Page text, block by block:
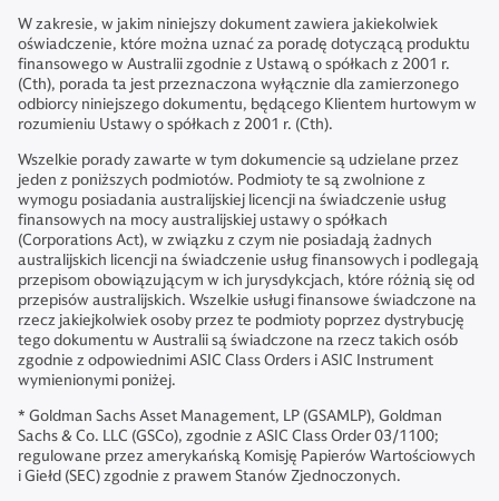
W zakresie, w jakim niniejszy dokument zawiera jakiekolwiek
oświadczenie, które można uznać za poradę dotyczącą produktu
finansowego w Australii zgodnie z Ustawą o spółkach z 2001 r.
(Cth), porada ta jest przeznaczona wyłącznie dla zamierzonego
odbiorcy niniejszego dokumentu, będącego Klientem hurtowym w
rozumieniu Ustawy o spółkach z 2001 r. (Cth).
Wszelkie porady zawarte w tym dokumencie są udzielane przez
jeden z poniższych podmiotów. Podmioty te są zwolnione z
wymogu posiadania australijskiej licencji na świadczenie usług
finansowych na mocy australijskiej ustawy o spółkach
(Corporations Act), w związku z czym nie posiadają żadnych
australijskich licencji na świadczenie usług finansowych i podlegają
przepisom obowiązującym w ich jurysdykcjach, które różnią się od
przepisów australijskich. Wszelkie usługi finansowe świadczone na
rzecz jakiejkolwiek osoby przez te podmioty poprzez dystrybucję
tego dokumentu w Australii są świadczone na rzecz takich osób
zgodnie z odpowiednimi ASIC Class Orders i ASIC Instrument
wymienionymi poniżej.
* Goldman Sachs Asset Management, LP (GSAMLP), Goldman
Sachs & Co. LLC (GSCo), zgodnie z ASIC Class Order 03/1100;
regulowane przez amerykańską Komisję Papierów Wartościowych
i Giełd (SEC) zgodnie z prawem Stanów Zjednoczonych.